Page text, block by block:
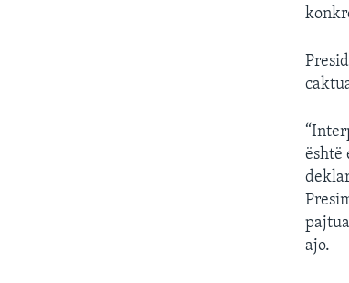
është
ajo.